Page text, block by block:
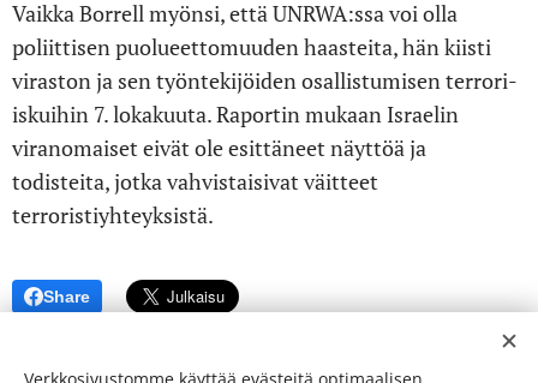
Vaikka Borrell myönsi, että UNRWA:ssa voi olla
poliittisen puolueettomuuden haasteita, hän kiisti
viraston ja sen työntekijöiden osallistumisen terrori-
iskuihin 7. lokakuuta. Raportin mukaan Israelin
viranomaiset eivät ole esittäneet näyttöä ja
todisteita, jotka vahvistaisivat väitteet
terroristiyhteyksistä.
Share